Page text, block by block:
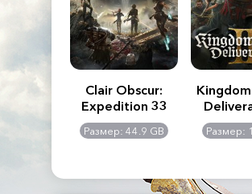
Creed
Clair Obscur:
Expedition 33
Размер: 44.9 GB Размер: